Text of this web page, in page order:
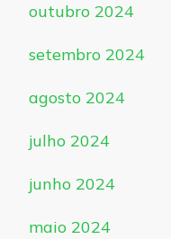
outubro 2024
setembro 2024
agosto 2024
julho 2024
junho 2024
maio 2024